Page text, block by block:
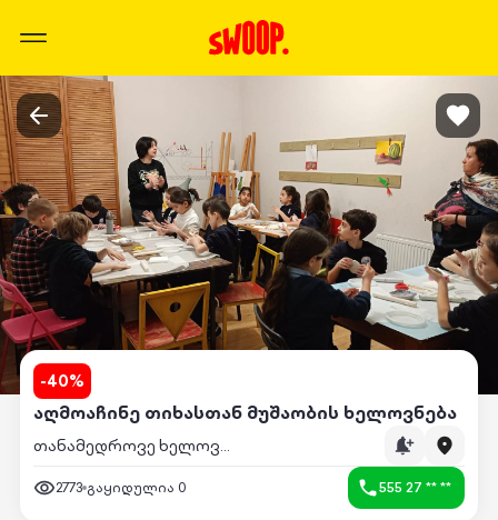
-40%
აღმოაჩინე თიხასთან მუშაობის ხელოვნება
თანამედროვე ხელოვნების სტუდია not Museum
2773 გაყიდულია 0 555 27 ** **